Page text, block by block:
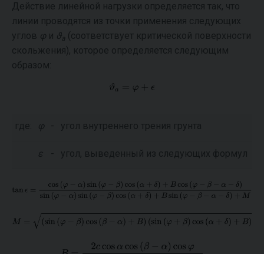
Действие линейной нагрузки определяется так, что
линии проводятся из точки применения следующих
углов φ и ϑa (соответствует критической поверхности
скольжения), которое определяется следующим
образом:
где: φ - угол внутреннего трения грунта
ε - угол, выведенный из следующих формул